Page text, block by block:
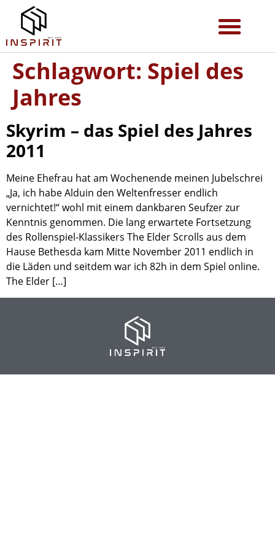
Schlagwort: Spiel des
Jahres
Skyrim – das Spiel des Jahres
2011
Meine Ehefrau hat am Wochenende meinen Jubelschrei
„Ja, ich habe Alduin den Weltenfresser endlich
vernichtet!“ wohl mit einem dankbaren Seufzer zur
Kenntnis genommen. Die lang erwartete Fortsetzung
des Rollenspiel-Klassikers The Elder Scrolls aus dem
Hause Bethesda kam Mitte November 2011 endlich in
die Läden und seitdem war ich 82h in dem Spiel online.
The Elder […]